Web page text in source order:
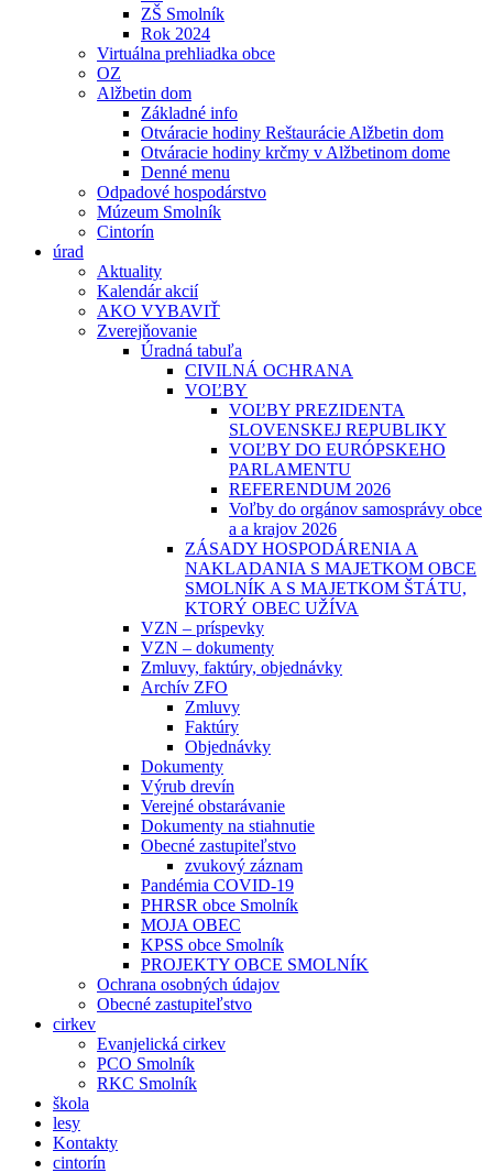
ZŠ Smolník
Rok 2024
Virtuálna prehliadka obce
OZ
Alžbetin dom
Základné info
Otváracie hodiny Reštaurácie Alžbetin dom
Otváracie hodiny krčmy v Alžbetinom dome
Denné menu
Odpadové hospodárstvo
Múzeum Smolník
Cintorín
úrad
Aktuality
Kalendár akcií
AKO VYBAVIŤ
Zverejňovanie
Úradná tabuľa
CIVILNÁ OCHRANA
VOĽBY
VOĽBY PREZIDENTA
SLOVENSKEJ REPUBLIKY
VOĽBY DO EURÓPSKEHO
PARLAMENTU
REFERENDUM 2026
Voľby do orgánov samosprávy obce
a a krajov 2026
ZÁSADY HOSPODÁRENIA A
NAKLADANIA S MAJETKOM OBCE
SMOLNÍK A S MAJETKOM ŠTÁTU,
KTORÝ OBEC UŽÍVA
VZN – príspevky
VZN – dokumenty
Zmluvy, faktúry, objednávky
Archív ZFO
Zmluvy
Faktúry
Objednávky
Dokumenty
Výrub drevín
Verejné obstarávanie
Dokumenty na stiahnutie
Obecné zastupiteľstvo
zvukový záznam
Pandémia COVID-19
PHRSR obce Smolník
MOJA OBEC
KPSS obce Smolník
PROJEKTY OBCE SMOLNÍK
Ochrana osobných údajov
Obecné zastupiteľstvo
cirkev
Evanjelická cirkev
PCO Smolník
RKC Smolník
škola
lesy
Kontakty
cintorín